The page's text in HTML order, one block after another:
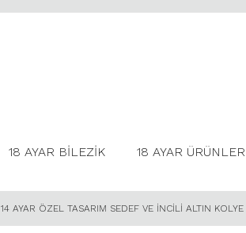
18 AYAR BİLEZİK 18 AYAR ÜRÜNLER
14 AYAR ÖZEL TASARIM SEDEF VE İNCİLİ ALTIN KOLYE